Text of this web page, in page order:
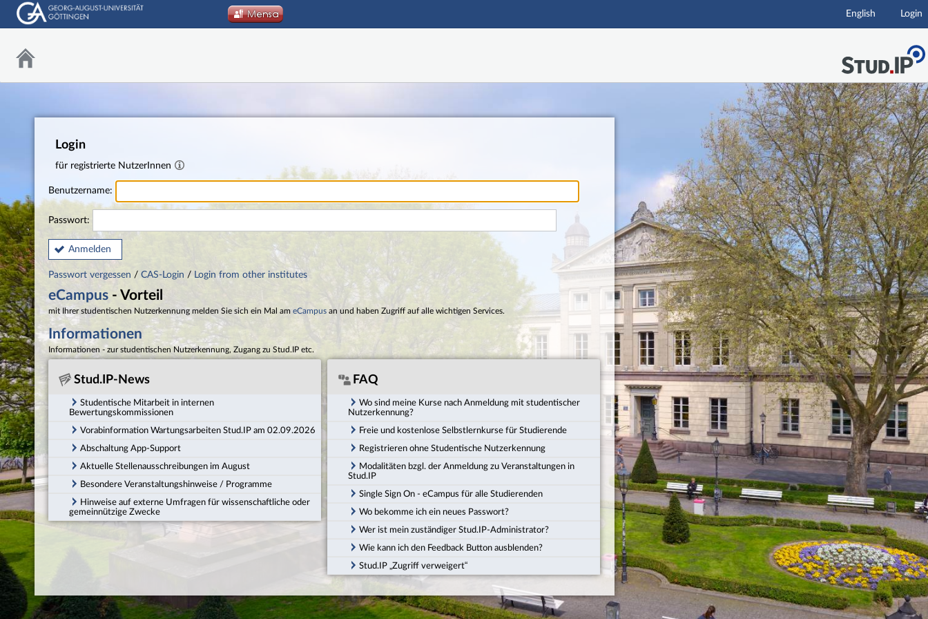
Hauptnavigation
English Login
Login
für registrierte NutzerInnen
Benutzername:
Passwort:
Anmelden
Passwort vergessen / CAS-Login / Login from other institutes
eCampus - Vorteil
mit Ihrer studentischen Nutzerkennung melden Sie sich ein Mal am eCampus an und haben Zugriff auf alle wichtigen Services.
Informationen
Informationen - zur studentischen Nutzerkennung, Zugang zu Stud.IP etc.
Stud.IP-News
Studentische Mitarbeit in internen
Bewertungskommissionen
Vorabinformation Wartungsarbeiten Stud.IP am 02.09.2026
Abschaltung App-Support
Aktuelle Stellenausschreibungen im August
Besondere Veranstaltungshinweise / Programme
Hinweise auf externe Umfragen für wissenschaftliche oder
gemeinnützige Zwecke
FAQ
Wo sind meine Kurse nach Anmeldung mit studentischer
Nutzerkennung?
Freie und kostenlose Selbstlernkurse für Studierende
Registrieren ohne Studentische Nutzerkennung
Modalitäten bzgl. der Anmeldung zu Veranstaltungen in
Stud.IP
Single Sign On - eCampus für alle Studierenden
Wo bekomme ich ein neues Passwort?
Wer ist mein zuständiger Stud.IP-Administrator?
Wie kann ich den Feedback Button ausblenden?
Stud.IP „Zugriff verweigert“